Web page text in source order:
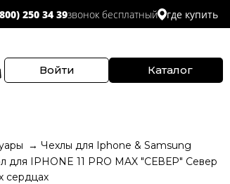
250 34 39звонок бесплатный где купить
Войти Каталог
Чехлы для Iphone & Samsung
для IPHONE 11 PRO MAX "СЕВЕР" Север
сердцах